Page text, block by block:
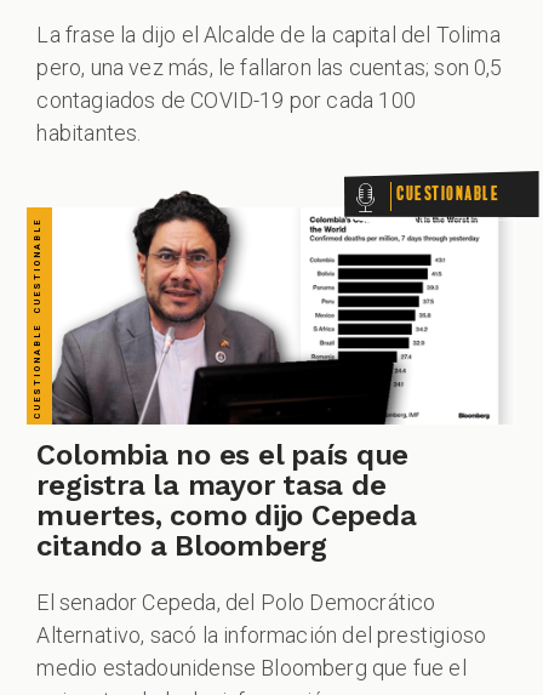
La frase la dijo el Alcalde de la capital del Tolima
pero, una vez más, le fallaron las cuentas; son 0,5
contagiados de COVID-19 por cada 100
habitantes.
Cuestionable
Colombia no es el país que
registra la mayor tasa de
muertes, como dijo Cepeda
citando a Bloomberg
El senador Cepeda, del Polo Democrático
Alternativo, sacó la información del prestigioso
medio estadounidense Bloomberg que fue el